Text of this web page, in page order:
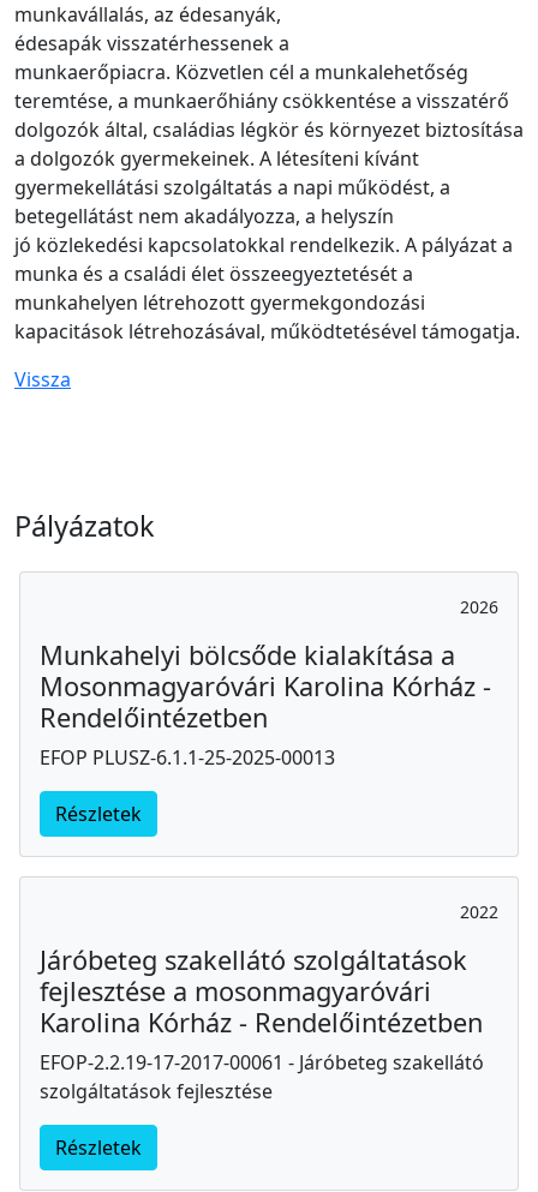
munkavállalás, az édesanyák,
édesapák visszatérhessenek a
munkaerőpiacra. Közvetlen cél a munkalehetőség
teremtése, a munkaerőhiány csökkentése a visszatérő
dolgozók által, családias légkör és környezet biztosítása
a dolgozók gyermekeinek. A létesíteni kívánt
gyermekellátási szolgáltatás a napi működést, a
betegellátást nem akadályozza, a helyszín
jó közlekedési kapcsolatokkal rendelkezik. A pályázat a
munka és a családi élet összeegyeztetését a
munkahelyen létrehozott gyermekgondozási
kapacitások létrehozásával, működtetésével támogatja.
Vissza
Pályázatok
2026
Munkahelyi bölcsőde kialakítása a
Mosonmagyaróvári Karolina Kórház -
Rendelőintézetben
EFOP PLUSZ-6.1.1-25-2025-00013
Részletek
2022
Járóbeteg szakellátó szolgáltatások
fejlesztése a mosonmagyaróvári
Karolina Kórház - Rendelőintézetben
EFOP-2.2.19-17-2017-00061 - Járóbeteg szakellátó
szolgáltatások fejlesztése
Részletek